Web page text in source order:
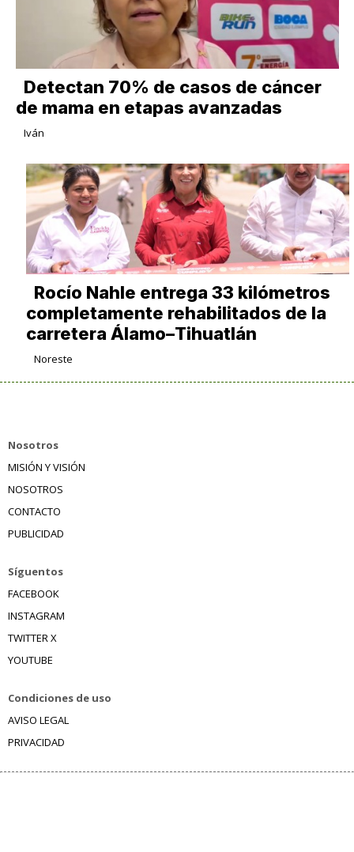
Detectan 70% de casos de cáncer
de mama en etapas avanzadas
Iván
Rocío Nahle entrega 33 kilómetros
completamente rehabilitados de la
carretera Álamo–Tihuatlán
Noreste
Nosotros
MISIÓN Y VISIÓN
NOSOTROS
CONTACTO
PUBLICIDAD
Síguentos
FACEBOOK
INSTAGRAM
TWITTER X
YOUTUBE
Condiciones de uso
AVISO LEGAL
PRIVACIDAD